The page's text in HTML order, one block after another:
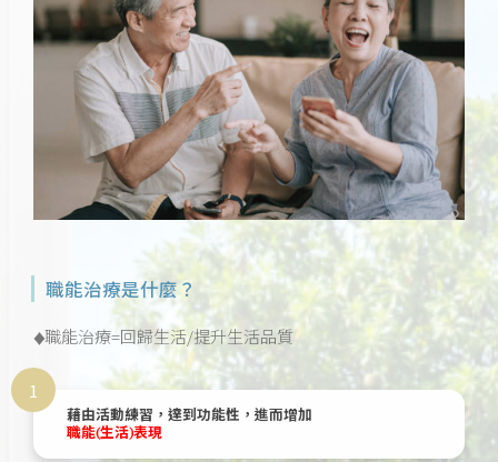
職能治療是什麼？
♦職能治療=回歸生活/提升生活品質
1
藉由活動練習，達到功能性， 進而增加
職能(生活)表現